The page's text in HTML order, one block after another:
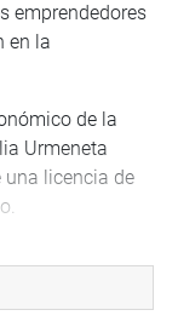
emprendedores
en la
de la
Urmeneta
una licencia de
y
Venturo.